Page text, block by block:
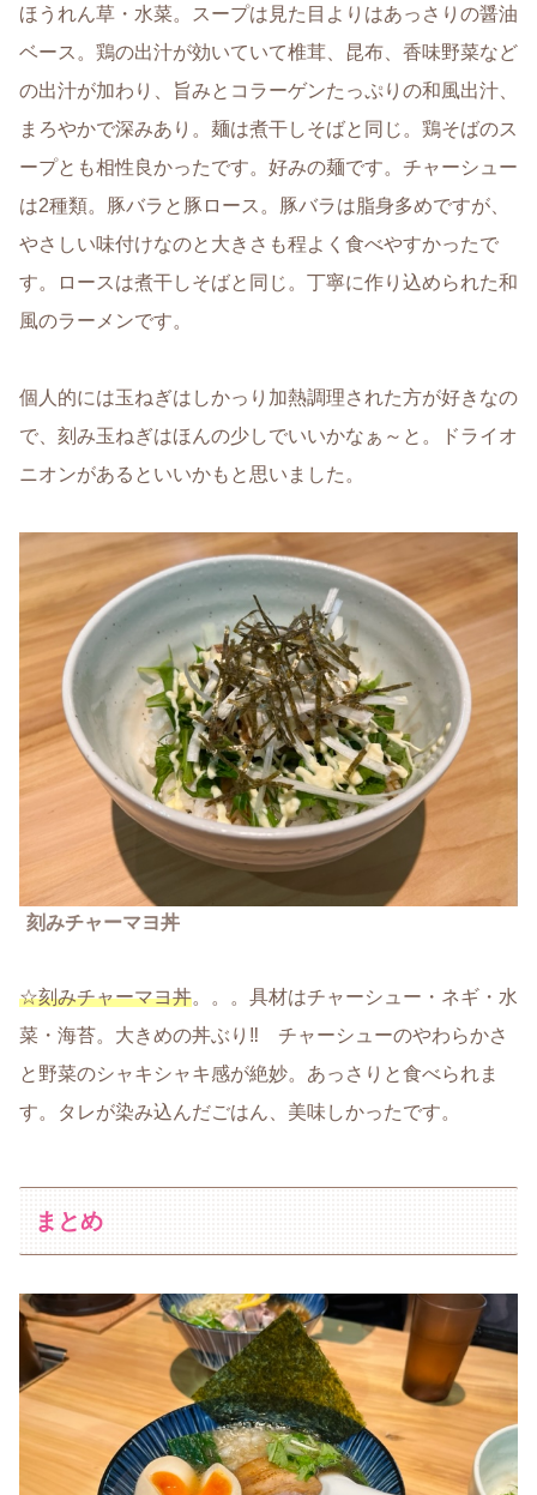
ほうれん草・水菜。スープは見た目よりはあっさりの醤油
ベース。鶏の出汁が効いていて椎茸、昆布、香味野菜など
の出汁が加わり、旨みとコラーゲンたっぷりの和風出汁、
まろやかで深みあり。麺は煮干しそばと同じ。鶏そばのス
ープとも相性良かったです。好みの麺です。チャーシュー
は2種類。豚バラと豚ロース。豚バラは脂身多めですが、
やさしい味付けなのと大きさも程よく食べやすかったで
す。ロースは煮干しそばと同じ。丁寧に作り込められた和
風のラーメンです。
個人的には玉ねぎはしかっり加熱調理された方が好きなの
で、刻み玉ねぎはほんの少しでいいかなぁ～と。ドライオ
ニオンがあるといいかもと思いました。
刻みチャーマヨ丼
☆刻みチャーマヨ丼。。。具材はチャーシュー・ネギ・水
菜・海苔。大きめの丼ぶり‼ チャーシューのやわらかさ
と野菜のシャキシャキ感が絶妙。あっさりと食べられま
す。タレが染み込んだごはん、美味しかったです。
まとめ